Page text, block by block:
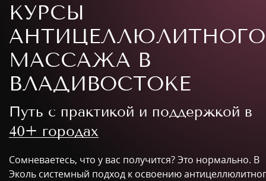
КУРСЫ
АНТИЦЕЛЛЮЛИТНОГО
МАССАЖА В
ВЛАДИВОСТОКЕ
Путь с практикой и поддержкой в
40+ городах
Сомневаетесь, что у вас получится? Это нормально. В
Эколь системный подход к освоению